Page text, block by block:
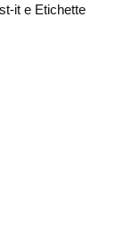
it e Etichette